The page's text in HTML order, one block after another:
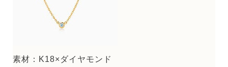
素材：K18×ダイヤモンド